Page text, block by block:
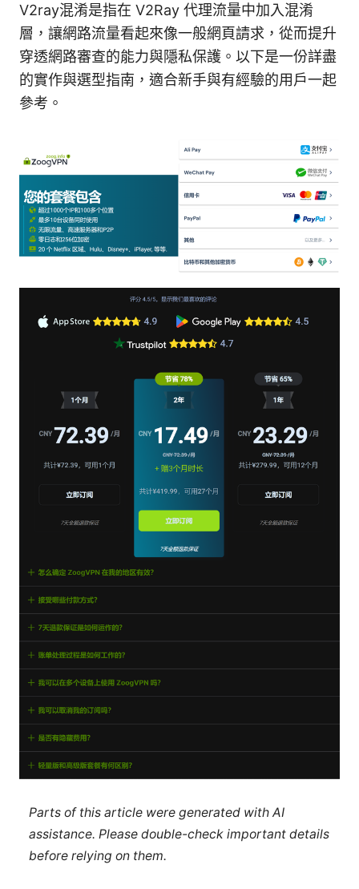
V2ray混淆是指在 V2Ray 代理流量中加入混淆
層，讓網路流量看起來像一般網頁請求，從而提升
穿透網路審查的能力與隱私保護。以下是一份詳盡
的實作與選型指南，適合新手與有經驗的用戶一起
參考。
Parts of this article were generated with AI
assistance. Please double-check important details
before relying on them.